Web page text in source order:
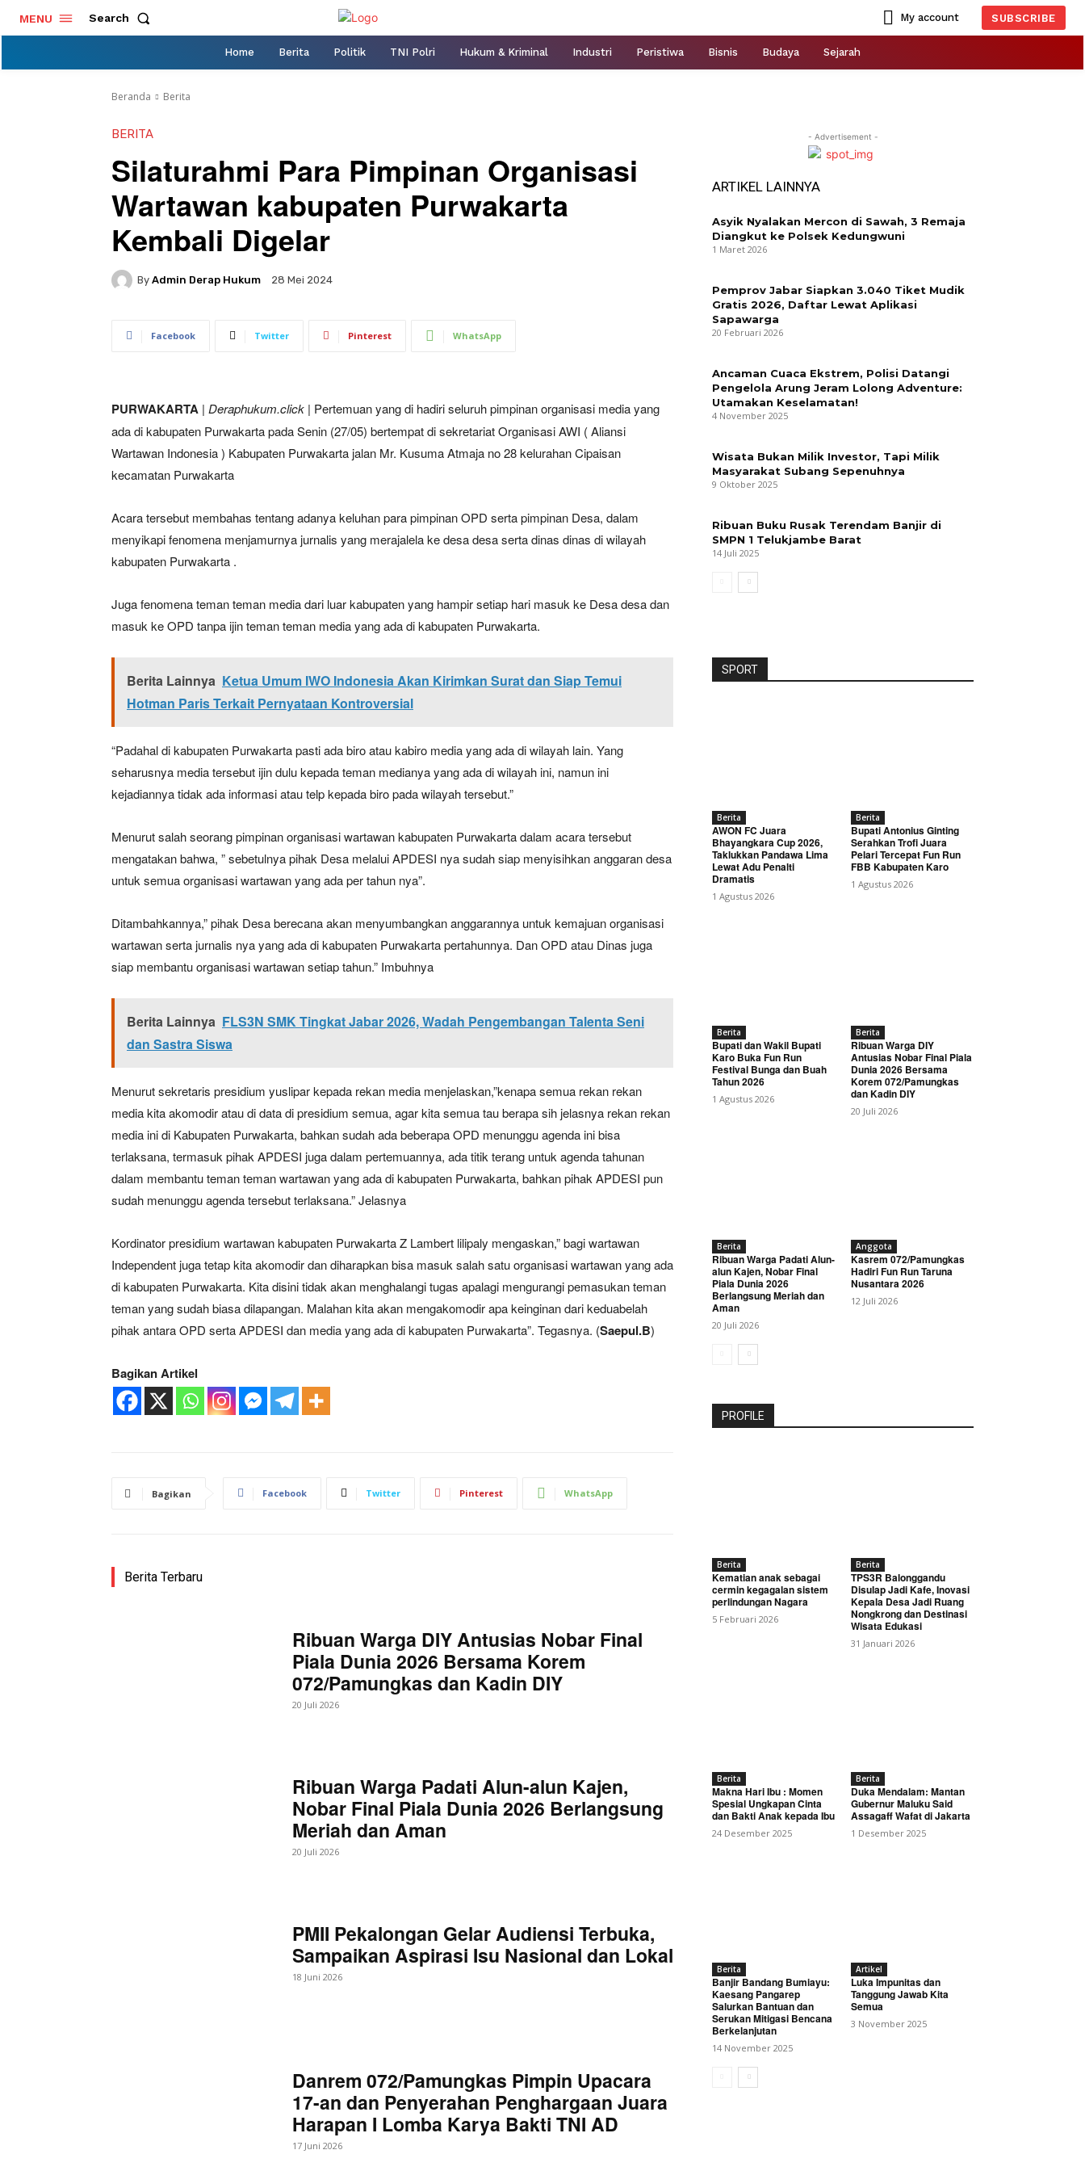
MENU Search My account SUBSCRIBE
Home Berita Politik TNI Polri Hukum & Kriminal Industri Peristiwa Bisnis Budaya Sejarah
Beranda Berita
BERITA
Silaturahmi Para Pimpinan Organisasi
Wartawan kabupaten Purwakarta
Kembali Digelar
By Admin Derap Hukum 28 Mei 2024
Facebook Twitter Pinterest WhatsApp
PURWAKARTA | Deraphukum.click | Pertemuan yang di hadiri seluruh pimpinan organisasi media yang
ada di kabupaten Purwakarta pada Senin (27/05) bertempat di sekretariat Organisasi AWI ( Aliansi
Wartawan Indonesia ) Kabupaten Purwakarta jalan Mr. Kusuma Atmaja no 28 kelurahan Cipaisan
kecamatan Purwakarta
Acara tersebut membahas tentang adanya keluhan para pimpinan OPD serta pimpinan Desa, dalam
menyikapi fenomena menjamurnya jurnalis yang merajalela ke desa desa serta dinas dinas di wilayah
kabupaten Purwakarta .
Juga fenomena teman teman media dari luar kabupaten yang hampir setiap hari masuk ke Desa desa dan
masuk ke OPD tanpa ijin teman teman media yang ada di kabupaten Purwakarta.
Berita Lainnya Ketua Umum IWO Indonesia Akan Kirimkan Surat dan Siap Temui
Hotman Paris Terkait Pernyataan Kontroversial
“Padahal di kabupaten Purwakarta pasti ada biro atau kabiro media yang ada di wilayah lain. Yang
seharusnya media tersebut ijin dulu kepada teman medianya yang ada di wilayah ini, namun ini
kejadiannya tidak ada informasi atau telp kepada biro pada wilayah tersebut.”
Menurut salah seorang pimpinan organisasi wartawan kabupaten Purwakarta dalam acara tersebut
mengatakan bahwa, ” sebetulnya pihak Desa melalui APDESI nya sudah siap menyisihkan anggaran desa
untuk semua organisasi wartawan yang ada per tahun nya”.
Ditambahkannya,” pihak Desa berecana akan menyumbangkan anggarannya untuk kemajuan organisasi
wartawan serta jurnalis nya yang ada di kabupaten Purwakarta pertahunnya. Dan OPD atau Dinas juga
siap membantu organisasi wartawan setiap tahun.” Imbuhnya
Berita Lainnya FLS3N SMK Tingkat Jabar 2026, Wadah Pengembangan Talenta Seni
dan Sastra Siswa
Menurut sekretaris presidium yuslipar kepada rekan media menjelaskan,”kenapa semua rekan rekan
media kita akomodir atau di data di presidium semua, agar kita semua tau berapa sih jelasnya rekan rekan
media ini di Kabupaten Purwakarta, bahkan sudah ada beberapa OPD menunggu agenda ini bisa
terlaksana, termasuk pihak APDESI juga dalam pertemuannya, ada titik terang untuk agenda tahunan
dalam membantu teman teman wartawan yang ada di kabupaten Purwakarta, bahkan pihak APDESI pun
sudah menunggu agenda tersebut terlaksana.” Jelasnya
Kordinator presidium wartawan kabupaten Purwakarta Z Lambert lilipaly mengaskan,” bagi wartawan
Independent juga tetap kita akomodir dan diharapkan bisa masuk salah satu organisasi wartawan yang ada
di kabupaten Purwakarta. Kita disini tidak akan menghalangi tugas apalagi mengurangi pemasukan teman
teman yang sudah biasa dilapangan. Malahan kita akan mengakomodir apa keinginan dari keduabelah
pihak antara OPD serta APDESI dan media yang ada di kabupaten Purwakarta”. Tegasnya. (Saepul.B)
Bagikan Artikel
Bagikan Facebook Twitter Pinterest WhatsApp
Berita Terbaru
Ribuan Warga DIY Antusias Nobar Final
Piala Dunia 2026 Bersama Korem
072/Pamungkas dan Kadin DIY
20 Juli 2026
Ribuan Warga Padati Alun-alun Kajen,
Nobar Final Piala Dunia 2026 Berlangsung
Meriah dan Aman
20 Juli 2026
PMII Pekalongan Gelar Audiensi Terbuka,
Sampaikan Aspirasi Isu Nasional dan Lokal
18 Juni 2026
Danrem 072/Pamungkas Pimpin Upacara
17-an dan Penyerahan Penghargaan Juara
Harapan I Lomba Karya Bakti TNI AD
17 Juni 2026
- Advertisement -
ARTIKEL LAINNYA
Asyik Nyalakan Mercon di Sawah, 3 Remaja
Diangkut ke Polsek Kedungwuni
1 Maret 2026
Pemprov Jabar Siapkan 3.040 Tiket Mudik
Gratis 2026, Daftar Lewat Aplikasi
Sapawarga
20 Februari 2026
Ancaman Cuaca Ekstrem, Polisi Datangi
Pengelola Arung Jeram Lolong Adventure:
Utamakan Keselamatan!
4 November 2025
Wisata Bukan Milik Investor, Tapi Milik
Masyarakat Subang Sepenuhnya
9 Oktober 2025
Ribuan Buku Rusak Terendam Banjir di
SMPN 1 Telukjambe Barat
14 Juli 2025
SPORT
Berita
AWON FC Juara
Bhayangkara Cup 2026,
Taklukkan Pandawa Lima
Lewat Adu Penalti
Dramatis
1 Agustus 2026
Berita
Bupati Antonius Ginting
Serahkan Trofi Juara
Pelari Tercepat Fun Run
FBB Kabupaten Karo
1 Agustus 2026
Berita
Bupati dan Wakil Bupati
Karo Buka Fun Run
Festival Bunga dan Buah
Tahun 2026
1 Agustus 2026
Berita
Ribuan Warga DIY
Antusias Nobar Final Piala
Dunia 2026 Bersama
Korem 072/Pamungkas
dan Kadin DIY
20 Juli 2026
Berita
Ribuan Warga Padati Alun-
alun Kajen, Nobar Final
Piala Dunia 2026
Berlangsung Meriah dan
Aman
20 Juli 2026
Anggota
Kasrem 072/Pamungkas
Hadiri Fun Run Taruna
Nusantara 2026
12 Juli 2026
PROFILE
Berita
Kematian anak sebagai
cermin kegagalan sistem
perlindungan Nagara
5 Februari 2026
Berita
TPS3R Balonggandu
Disulap Jadi Kafe, Inovasi
Kepala Desa Jadi Ruang
Nongkrong dan Destinasi
Wisata Edukasi
31 Januari 2026
Berita
Makna Hari Ibu : Momen
Spesial Ungkapan Cinta
dan Bakti Anak kepada Ibu
24 Desember 2025
Berita
Duka Mendalam: Mantan
Gubernur Maluku Said
Assagaff Wafat di Jakarta
1 Desember 2025
Berita
Banjir Bandang Bumiayu:
Kaesang Pangarep
Salurkan Bantuan dan
Serukan Mitigasi Bencana
Berkelanjutan
14 November 2025
Artikel
Luka Impunitas dan
Tanggung Jawab Kita
Semua
3 November 2025